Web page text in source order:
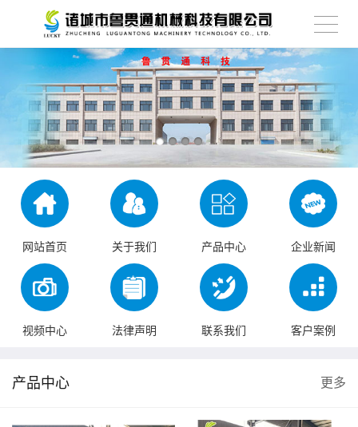
网站首页 关于我们 产品中心 企业新闻
视频中心 法律声明 联系我们 客户案例
产品中心 更多